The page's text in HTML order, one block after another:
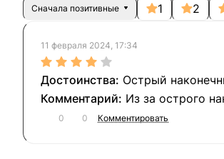
Сначала позитивные 1 2
11 февраля 2024, 17:34
Острый
Из за острого
0 0 Комментировать